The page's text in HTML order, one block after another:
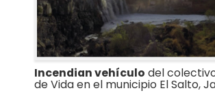
Incendian vehículo del
de Vida en el municipio El Salto,